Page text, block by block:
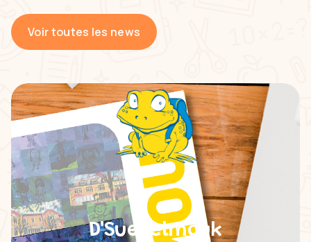
Voir toutes les news
D'Suebelmouk